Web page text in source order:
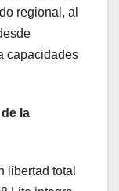
regional, al
capacidades
la
libertad total